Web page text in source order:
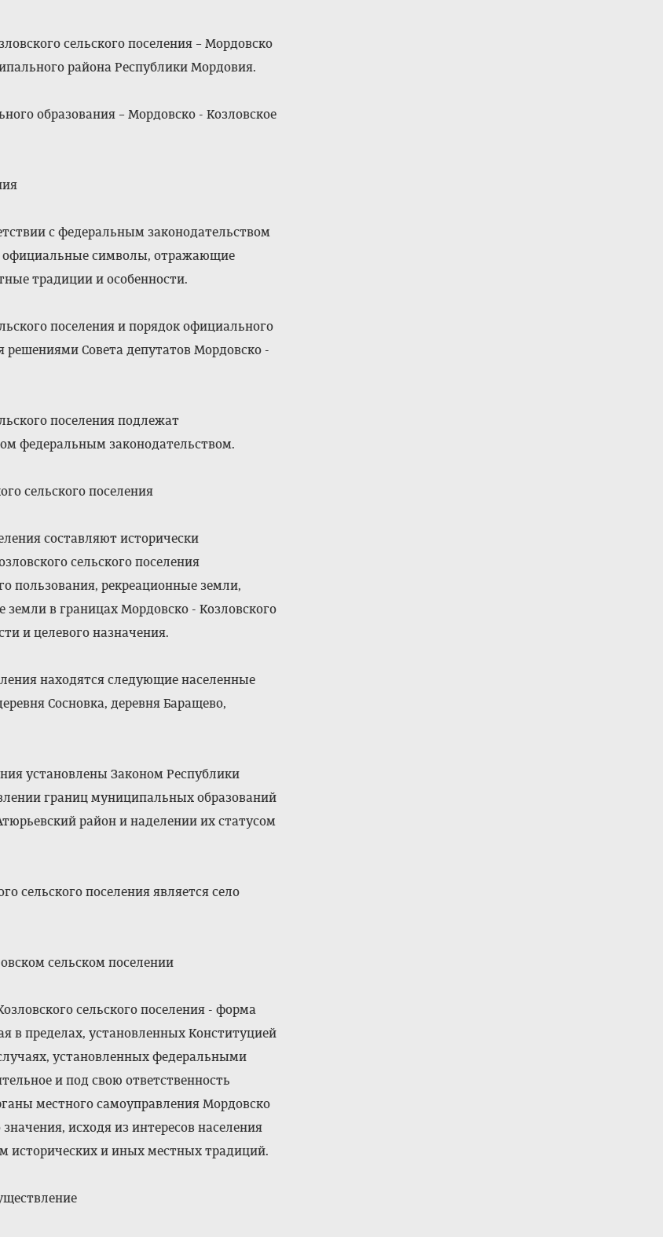
сельского поселения – Мордовско
района Республики Мордовия.
образования – Мордовско - Козловское
с федеральным законодательством
официальные символы, отражающие
традиции и особенности.
поселения и порядок официального
Совета депутатов Мордовско -
поселения подлежат
федеральным законодательством.
сельского поселения
составляют исторически
сельского поселения
пользования, рекреационные земли,
в границах Мордовско - Козловского
и целевого назначения.
находятся следующие населенные
Сосновка, деревня Баращево,
установлены Законом Республики
границ муниципальных образований
район и наделении их статусом
сельского поселения является село
сельском поселении
сельского поселения - форма
в пределах, установленных Конституцией
установленных федеральными
и под свою ответственность
местного самоуправления Мордовско
исходя из интересов населения
исторических и иных местных традиций.